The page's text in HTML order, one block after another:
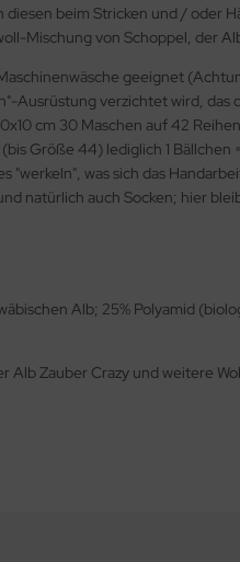
beim Stricken und / oder
Mischung von Schoppel, der
geeignet
Ausrüstung verzichtet wird, das
cm 30 Maschen auf 42
Größe 44) lediglich 1 Bällchen
"werkeln", was sich das
natürlich auch Socken; hier
Alb; 25% Polyamid
Zauber Crazy und weitere